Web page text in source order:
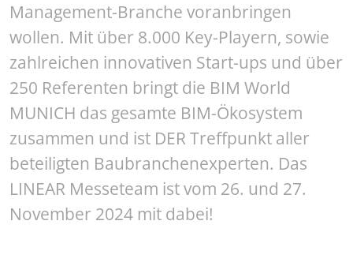
Management-Branche voranbringen
wollen. Mit über 8.000 Key-Playern, sowie
zahlreichen innovativen Start-ups und über
250 Referenten bringt die BIM World
MUNICH das gesamte BIM-Ökosystem
zusammen und ist DER Treffpunkt aller
beteiligten Baubranchenexperten. Das
LINEAR Messeteam ist vom 26. und 27.
November 2024 mit dabei!